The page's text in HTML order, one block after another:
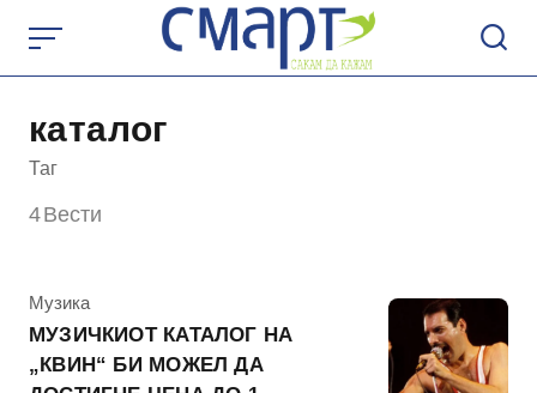
content
каталог
Таг
4Вести
КАтегорија
Музика
МУЗИЧКИОТ КАТАЛОГ НА
„КВИН“ БИ МОЖЕЛ ДА